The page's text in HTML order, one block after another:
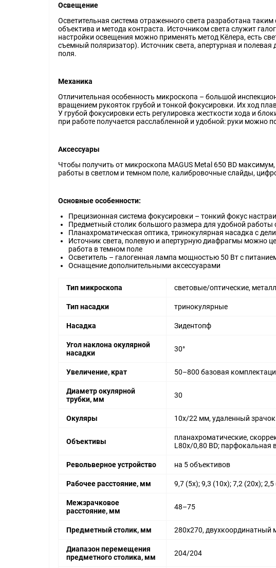
Освещение
Осветительная система отраженного света разработана
объектива и метода контраста. Источником света служит
настройки освещения можно применять метод Кёлера, есть
съемный поляризатор). Источник света, апертурная и
поля.
Механика
Отличительная особенность микроскопа – большой
вращением рукояток грубой и тонкой фокусировки. Их ход
У грубой фокусировки есть регулировка жесткости хода и
при работе получается расслабленной и удобной: руки можно
Аксессуары
Чтобы получить от микроскопа MAGUS Metal 650 BD
работы в светлом и темном поле, калибровочные слайды,
Основные особенности:
Прецизионная система фокусировки – тонкий фокус
Предметный столик большого размера для удобной
Планахроматическая оптика, тринокулярная насадка с
Источник света, полевую и апертурную диафрагмы можно
работа в темном поле
Осветитель – галогенная лампа мощностью 50 Вт с
Оснащение дополнительными аксессуарами
Тип микроскопа световые/оптические,
Тип насадки тринокулярные
Насадка Зидентопф
Угол наклона окулярной
насадки
30°
Увеличение, крат 50–800 базовая
Диаметр окулярной
трубки, мм
30
Окуляры 10х/22 мм, удаленный
Объективы
планахроматические,
L80x/0,80 BD; парфокальная
Револьверное устройство на 5 объективов
Рабочее расстояние, мм 9,7 (5x); 9,3 (10x); 7,2 (20x);
Межзрачковое
расстояние, мм
48–75
Предметный столик, мм 280x270, двухкоординатный
Диапазон перемещения
предметного столика, мм
204/204